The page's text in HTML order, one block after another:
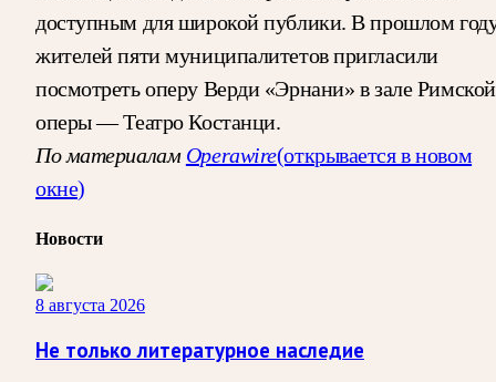
доступным для широкой публики. В прошлом
жителей пяти муниципалитетов пригласили
посмотреть оперу Верди «Эрнани» в зале Римской
оперы — Театро Костанци.
По материалам Operawire(открывается в новом
окне)
Новости
8 августа 2026
Не только литературное наследие